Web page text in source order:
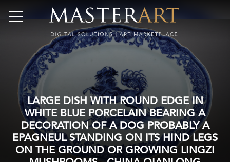
LARGE DISH WITH ROUND EDGE IN
WHITE BLUE PORCELAIN BEARING A
DECORATION OF A DOG PROBABLY A
EPAGNEUL STANDING ON ITS HIND LEGS
ON THE GROUND OR GROWING LINGZI